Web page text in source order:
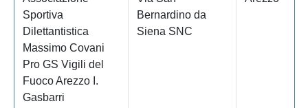
Sportiva
Dilettantistica
Massimo Covani
Pro GS Vigili del
Fuoco Arezzo I.
Gasbarri
Bernardino da
Siena SNC